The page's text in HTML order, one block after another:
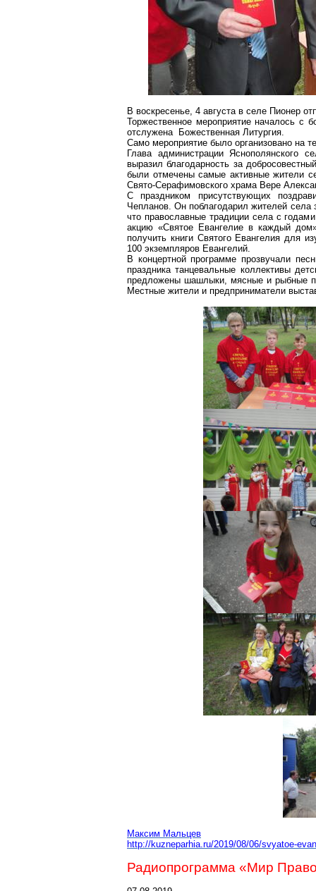
В воскресенье, 4 августа в селе Пионер
Торжественное мероприятие началось с
отслужена Божественная Литургия.
Само мероприятие было организовано на
Глава администрации Яснополянского
выразил благодарность за
были отмечены самые активные жители
Свято-Серафимовского храма Вере
С праздником присутствующих
Чепланов. Он поблагодарил жителей села
что православные традиции села с
акцию «Святое Евангелие в каждый
получить книги Святого Евангелия для
100 экземпляров Евангелий.
В концертной программе прозвучали
праздника танцевальные коллективы
предложены шашлыки, мясные и рыбные
Местные жители и предприниматели
Максим Мальцев
http://kuzneparhia.ru/2019/08/06/svyatoe-
Радиопрограмма «Мир